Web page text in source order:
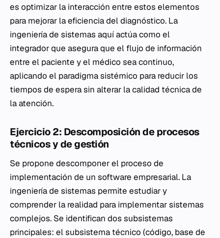
es optimizar la interacción entre estos elementos
para mejorar la eficiencia del diagnóstico. La
ingeniería de sistemas aquí actúa como el
integrador que asegura que el flujo de información
entre el paciente y el médico sea continuo,
aplicando el paradigma sistémico para reducir los
tiempos de espera sin alterar la calidad técnica de
la atención.
Ejercicio 2: Descomposición de procesos
técnicos y de gestión
Se propone descomponer el proceso de
implementación de un software empresarial. La
ingeniería de sistemas permite estudiar y
comprender la realidad para implementar sistemas
complejos. Se identifican dos subsistemas
principales: el subsistema técnico (código, base de